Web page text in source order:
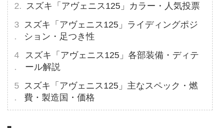
スズキ「アヴェニス125」カラー・人気投票
スズキ「アヴェニス125」ライディングポジ
ション・足つき性
スズキ「アヴェニス125」各部装備・ディテ
ール解説
スズキ「アヴェニス125」主なスペック・燃
費・製造国・価格